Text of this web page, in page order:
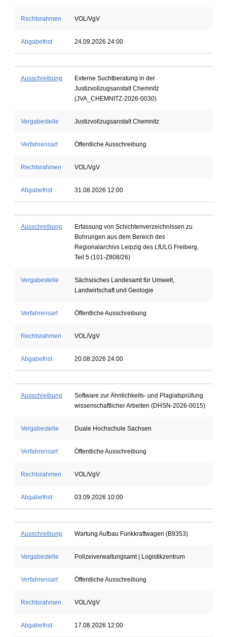
Rechtsrahmen VOL/VgV
Abgabefrist 24.09.2026 24:00
Ausschreibung
Externe Suchtberatung in der
Justizvollzugsanstalt Chemnitz
(JVA_CHEMNITZ-2026-0030)
Vergabestelle Justizvollzugsanstalt Chemnitz
Verfahrensart Öffentliche Ausschreibung
Rechtsrahmen VOL/VgV
Abgabefrist 31.08.2026 12:00
Ausschreibung
Erfassung von Schichtenverzeichnissen zu
Bohrungen aus dem Bereich des
Regionalarchivs Leipzig des LfULG Freiberg,
Teil 5 (101-Z808/26)
Vergabestelle
Sächsisches Landesamt für Umwelt,
Landwirtschaft und Geologie
Verfahrensart Öffentliche Ausschreibung
Rechtsrahmen VOL/VgV
Abgabefrist 20.08.2026 24:00
Ausschreibung
Software zur Ähnlichkeits- und Plagiatsprüfung
wissenschaftlicher Arbeiten (DHSN-2026-0015)
Vergabestelle Duale Hochschule Sachsen
Verfahrensart Öffentliche Ausschreibung
Rechtsrahmen VOL/VgV
Abgabefrist 03.09.2026 10:00
Ausschreibung Wartung Aufbau Funkkraftwagen (B9353)
Vergabestelle Polizeiverwaltungsamt | Logistikzentrum
Verfahrensart Öffentliche Ausschreibung
Rechtsrahmen VOL/VgV
Abgabefrist 17.08.2026 12:00